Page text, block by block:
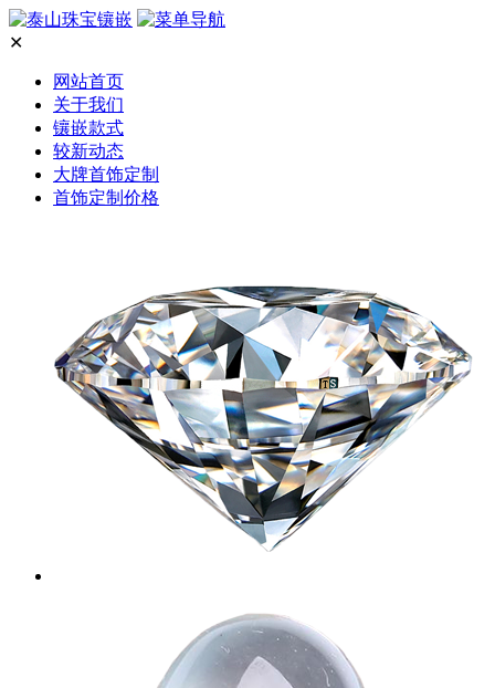
✕
网站首页
关于我们
镶嵌款式
较新动态
大牌首饰定制
首饰定制价格